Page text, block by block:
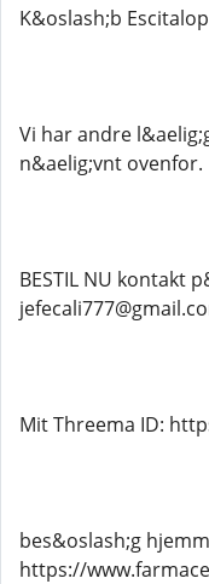
K&oslash;b
Vi har andre
n&aelig;vnt ovenfor.
BESTIL NU kontakt
Mit Threema ID:
bes&oslash;g
https://